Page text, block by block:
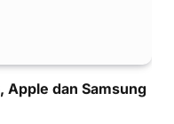
Apple dan Samsung